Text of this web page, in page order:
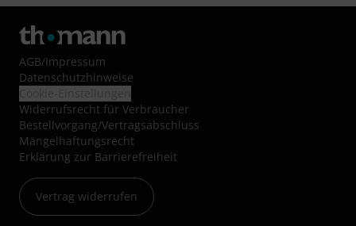
AGB/Impressum
Datenschutzhinweise
Widerrufsrecht für Verbraucher
Bestellvorgang/Vertragsabschluss
Mängelhaftungsrecht
Erklärung zur Barrierefreiheit
Vertrag widerrufen